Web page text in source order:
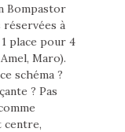
Bompastor
réservées à
place pour 4
Maro).
schéma ?
? Pas
centre,